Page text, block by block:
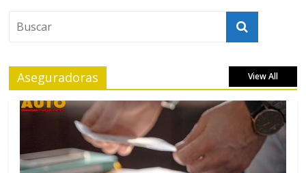
Aseguradoras View All